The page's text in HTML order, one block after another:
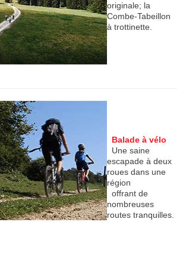
originale; la
Combe-Tabeillon
à trottinette.
Balade à vélo
Une saine
escapade à deux
roues dans une
région
offrant de
nombreuses
routes tranquilles.